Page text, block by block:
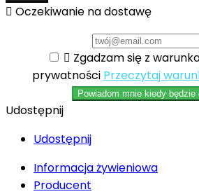
 Oczekiwanie na dostawę
 Zgadzam się z
prywatności Przeczytaj
Powiadom mnie kiedy będzie
Udostępnij
Udostępnij
Informacja żywieniowa
Producent